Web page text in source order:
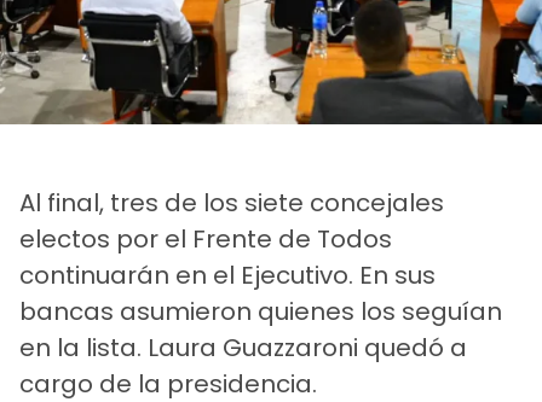
Al final, tres de los siete concejales
electos por el Frente de Todos
continuarán en el Ejecutivo. En sus
bancas asumieron quienes los seguían
en la lista. Laura Guazzaroni quedó a
cargo de la presidencia.